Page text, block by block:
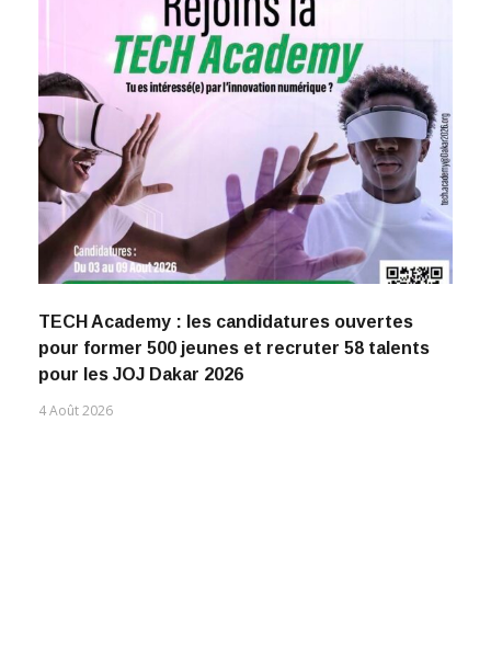
TECH Academy : les candidatures ouvertes
pour former 500 jeunes et recruter 58 talents
pour les JOJ Dakar 2026
4 Août 2026